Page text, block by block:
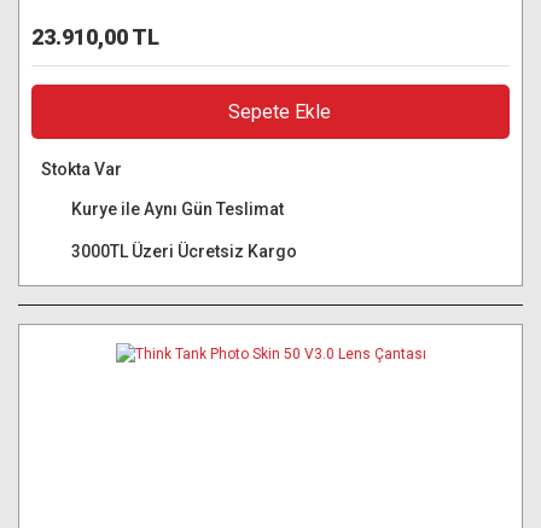
23.910,00 TL
Sepete Ekle
Stokta Var
Kurye ile Aynı Gün Teslimat
3000TL Üzeri Ücretsiz Kargo